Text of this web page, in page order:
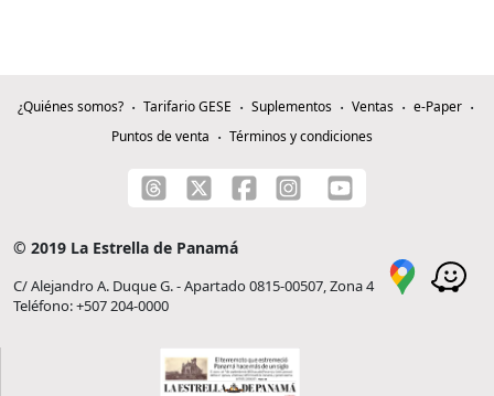
¿Quiénes somos? Tarifario GESE Suplementos Ventas
e-Paper
Puntos de venta
Términos y condiciones
© 2019 La Estrella de Panamá
C/ Alejandro A. Duque G. - Apartado 0815-00507, Zona 4
Teléfono: +507 204-0000